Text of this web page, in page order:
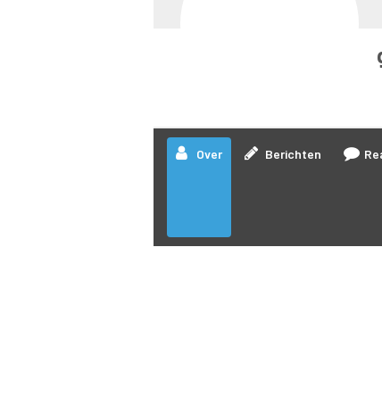
Over Berichten